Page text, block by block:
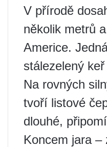
V přírodě
několik metrů
Americe.
stálezelený
Na rovných
tvoří listové
dlouhé,
Koncem jara –